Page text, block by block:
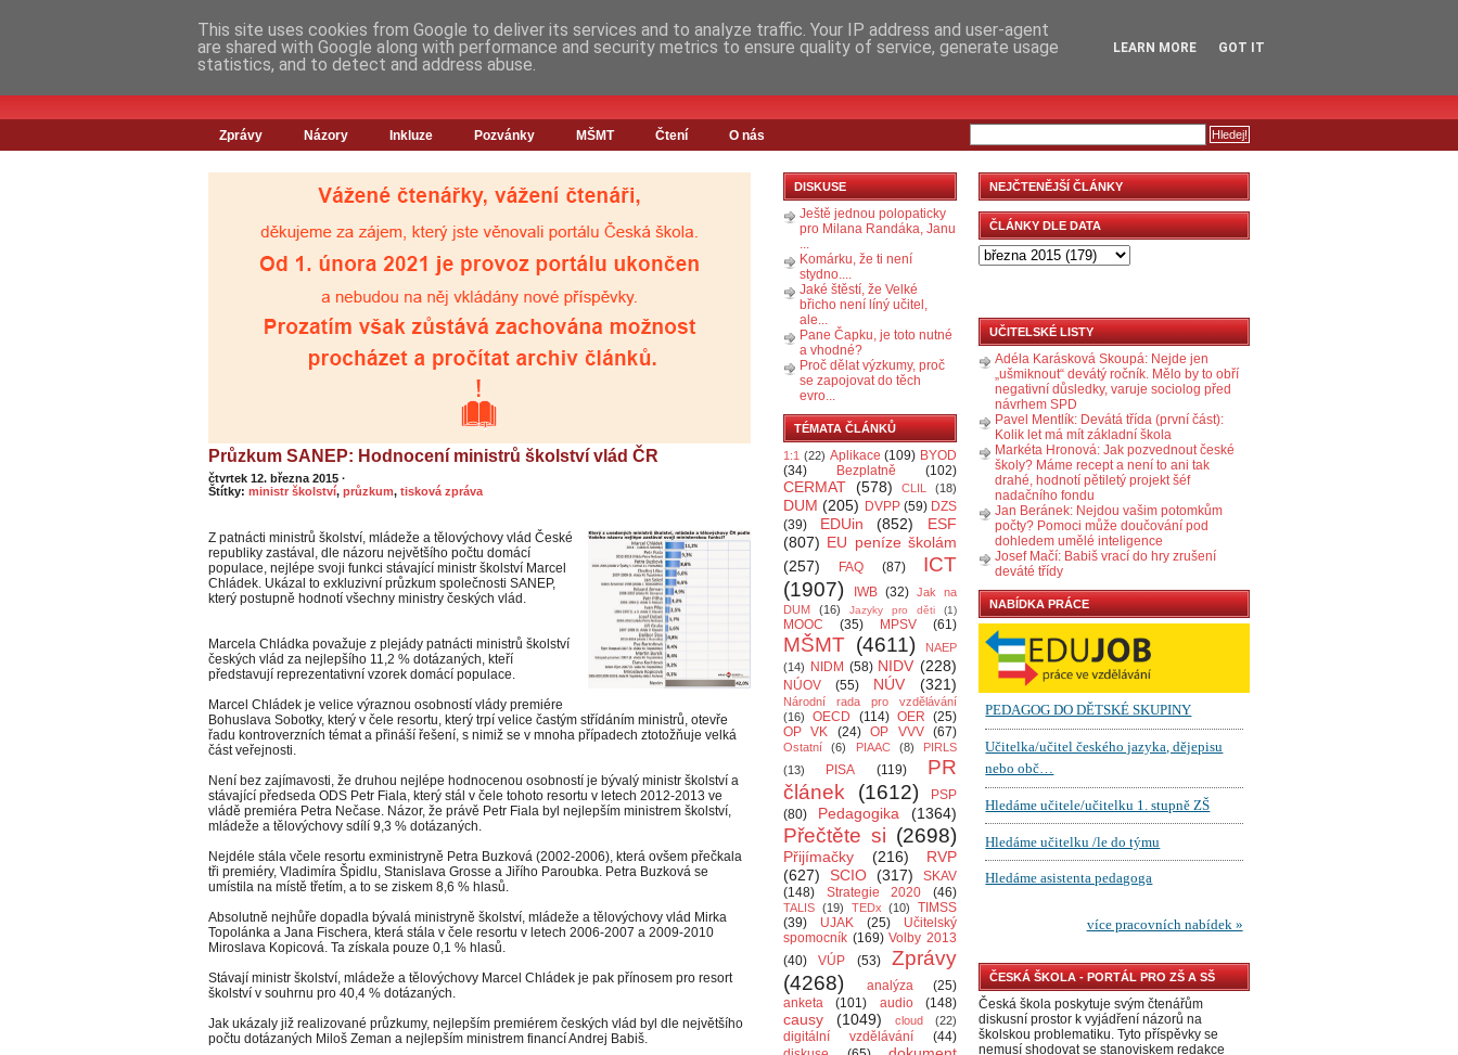
Zprávy Názory Inkluze Pozvánky MŠMT Čtení O nás
Průzkum SANEP: Hodnocení ministrů školství vlád ČR
čtvrtek 12. března 2015 ·
Štítky: ministr školství, průzkum, tisková zpráva
Z patnácti ministrů školství, mládeže a tělovýchovy vlád České
republiky zastával, dle názoru největšího počtu domácí
populace, nejlépe svoji funkci stávající ministr školství Marcel
Chládek. Ukázal to exkluzivní průzkum společnosti SANEP,
který postupně hodnotí všechny ministry českých vlád.
Marcela Chládka považuje z plejády patnácti ministrů školství
českých vlád za nejlepšího 11,2 % dotázaných, kteří
představují reprezentativní vzorek domácí populace.
Marcel Chládek je velice výraznou osobností vlády premiére
Bohuslava Sobotky, který v čele resortu, který trpí velice častým střídáním ministrů, otevře
řadu kontroverzních témat a přináší řešení, s nimiž se v mnoha případech ztotožňuje velká
část veřejnosti.
Není bez zajímavosti, že druhou nejlépe hodnocenou osobností je bývalý ministr školství a
stávající předseda ODS Petr Fiala, který stál v čele tohoto resortu v letech 2012-2013 ve
vládě premiéra Petra Nečase. Názor, že právě Petr Fiala byl nejlepším ministrem školství,
mládeže a tělovýchovy sdílí 9,3 % dotázaných.
Nejdéle stála včele resortu exministryně Petra Buzková (2002-2006), která ovšem přečkala
tři premiéry, Vladimíra Špidlu, Stanislava Grosse a Jiřího Paroubka. Petra Buzková se
umístila na místě třetím, a to se ziskem 8,6 % hlasů.
Absolutně nejhůře dopadla bývalá ministryně školství, mládeže a tělovýchovy vlád Mirka
Topolánka a Jana Fischera, která stála v čele resortu v letech 2006-2007 a 2009-2010
Miroslava Kopicová. Ta získala pouze 0,1 % hlasů.
Stávají ministr školství, mládeže a tělovýchovy Marcel Chládek je pak přínosem pro resort
školství v souhrnu pro 40,4 % dotázaných.
Jak ukázaly již realizované průzkumy, nejlepším premiérem českých vlád byl dle největšího
počtu dotázaných Miloš Zeman a nejlepším ministrem financí Andrej Babiš.
DISKUSE
Ještě jednou polopaticky
pro Milana Randáka, Janu
...
Komárku, že ti není
stydno....
Jaké štěstí, že Velké
břicho není líný učitel,
ale...
Pane Čapku, je toto nutné
a vhodné?
Proč dělat výzkumy, proč
se zapojovat do těch
evro...
TÉMATA ČLÁNKŮ
1:1 (22) Aplikace (109) BYOD
(34)
Bezplatně (102)
CERMAT (578) CLIL (18)
DUM (205) DVPP (59) DZS
(39)
EDUin (852)
ESF
(807) EU peníze školám
(257)
FAQ (87)
ICT
(1907)
IWB (32) Jak na
DUM
(16) Jazyky pro děti (1)
MOOC (35) MPSV (61)
MŠMT (4611)
NAEP
(14)
NIDM (58) NIDV (228)
NÚOV (55) NÚV (321)
Národní rada pro vzdělávání
(16)
OECD (114) OER (25)
OP VK
(24) OP VVV (67)
Ostatní (6) PIAAC (8)
PIRLS
(13)
PISA (119)
PR
článek
(1612)
PSP
(80)
Pedagogika (1364)
Přečtěte si (2698)
Přijímačky (216)
RVP
(627)
SCIO (317)
SKAV
(148)
Strategie 2020 (46)
TALIS (19) TEDx (10)
TIMSS
(39)
UJAK (25)
Učitelský
spomocník (169) Volby 2013
(40)
VÚP (53)
Zprávy
(4268)
analýza
(25)
anketa
(101) audio (148)
causy (1049) cloud (22)
digitální vzdělávání
(44)
NEJČTENĚJŠÍ ČLÁNKY
ČLÁNKY DLE DATA
UČITELSKÉ LISTY
Adéla Karásková Skoupá: Nejde jen
„ušmiknout“ devátý ročník. Mělo by to obří
negativní důsledky, varuje sociolog před
návrhem SPD
Pavel Mentlík: Devátá třída (první část):
Kolik let má mít základní škola
Markéta Hronová: Jak pozvednout české
školy? Máme recept a není to ani tak
drahé, hodnotí pětiletý projekt šéf
nadačního fondu
Jan Beránek: Nejdou vašim potomkům
počty? Pomoci může doučování pod
dohledem umělé inteligence
Josef Mačí: Babiš vrací do hry zrušení
deváté třídy
NABÍDKA PRÁCE
ČESKÁ ŠKOLA - PORTÁL PRO ZŠ A SŠ
Česká škola poskytuje svým čtenářům
diskusní prostor k vyjádření názorů na
školskou problematiku. Tyto příspěvky se
nemusí shodovat se stanoviskem redakce
This site uses cookies from Google to deliver its services and to analyze traffic. Your IP address and user-agent
are shared with Google along with performance and security metrics to ensure quality of service, generate usage
statistics, and to detect and address abuse.
LEARN MORE GOT IT